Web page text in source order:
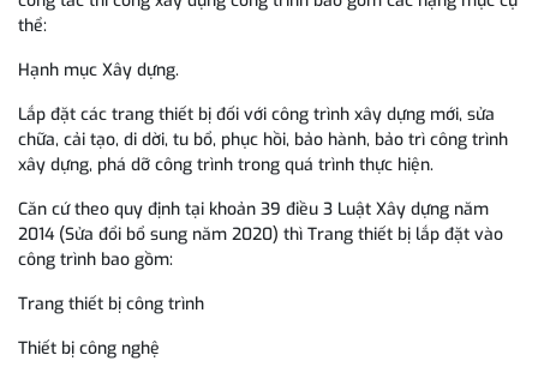
thể:
Hạnh mục Xây dựng.
Lắp đặt các trang thiết bị đối với công trình xây dựng mới, sửa
chữa, cải tạo, di dời, tu bổ, phục hồi, bảo hành, bảo trì công trình
xây dựng, phá dỡ công trình trong quá trình thực hiện.
Căn cứ theo quy định tại khoản 39 điều 3 Luật Xây dựng năm
2014 (Sửa đổi bổ sung năm 2020) thì Trang thiết bị lắp đặt vào
công trình bao gồm:
Trang thiết bị công trình
Thiết bị công nghệ